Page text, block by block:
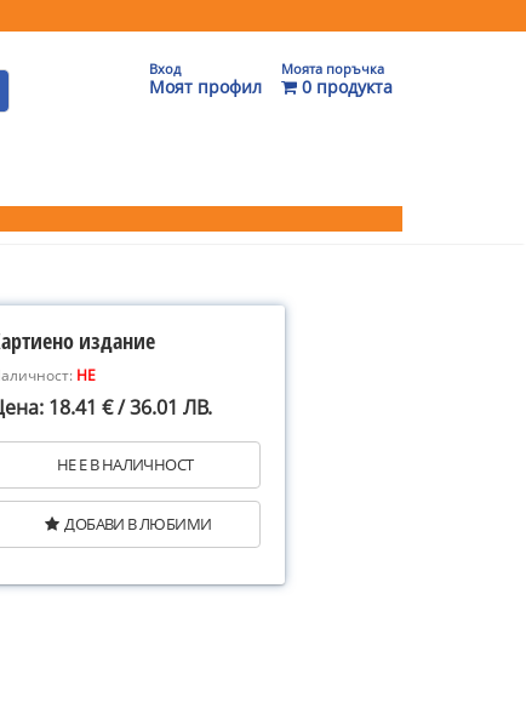
Вход
Моят профил
Моята поръчка
0 продукта
издание
НЕ
18.41 € / 36.01 ЛВ.
НЕ Е В НАЛИЧНОСТ
ДОБАВИ В ЛЮБИМИ